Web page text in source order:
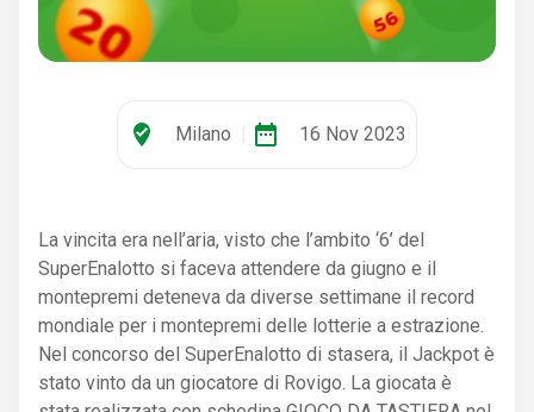
where_to_vote Milano date_range 16 Nov 2023
La vincita era nell’aria, visto che l’ambito ‘6’ del
SuperEnalotto si faceva attendere da giugno e il
montepremi deteneva da diverse settimane il record
mondiale per i montepremi delle lotterie a estrazione.
Nel concorso del SuperEnalotto di stasera, il Jackpot è
stato vinto da un giocatore di Rovigo. La giocata è